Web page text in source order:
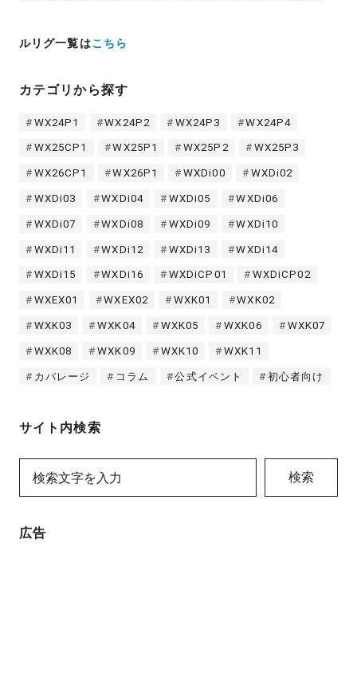
ルリグ一覧はこちら
カテゴリから探す
WX24P1 WX24P2 WX24P3 WX24P4
WX25CP1 WX25P1 WX25P2 WX25P3
WX26CP1 WX26P1 WXDi00 WXDi02
WXDi03 WXDi04 WXDi05 WXDi06
WXDi07 WXDi08 WXDi09 WXDi10
WXDi11 WXDi12 WXDi13 WXDi14
WXDi15 WXDi16 WXDiCP01 WXDiCP02
WXEX01 WXEX02 WXK01 WXK02
WXK03 WXK04 WXK05 WXK06 WXK07
WXK08 WXK09 WXK10 WXK11
カバレージ コラム 公式イベント 初心者向け
サイト内検索
検索
広告